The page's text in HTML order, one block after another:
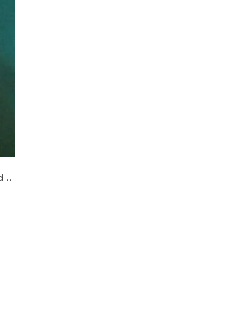
V
ase Art Nouveau signé Gustave de Bruyn Fives-Lille